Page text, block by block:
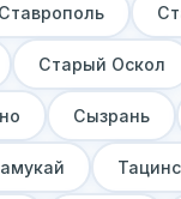
Ставрополь
Старый Оскол
Сызрань